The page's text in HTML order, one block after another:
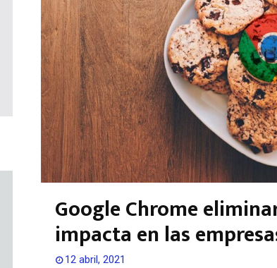
Google Chrome
impacta en las
12 abril, 2021